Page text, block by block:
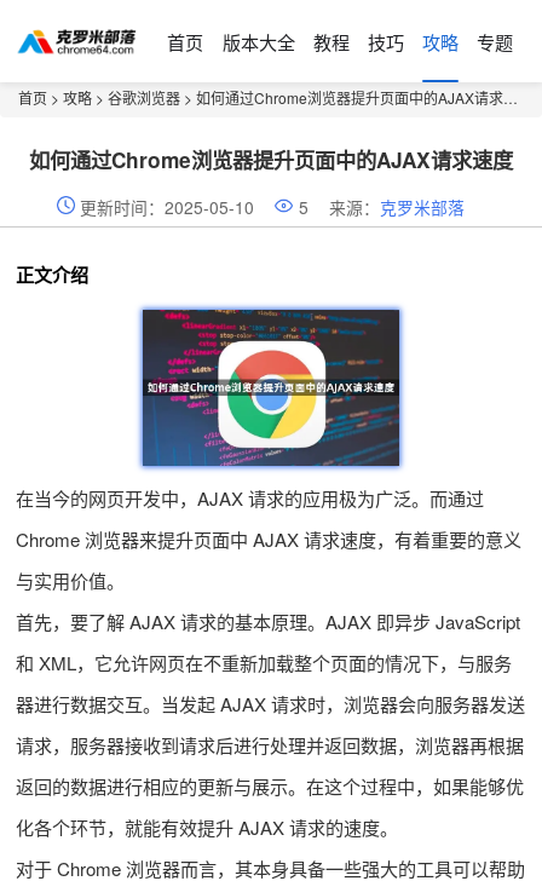
首页 版本大全 教程 技巧 攻略 专题
首页 > 攻略 > 谷歌浏览器 > 如何通过Chrome浏览器提升页面中的AJAX请求速度
如何通过Chrome浏览器提升页面中的AJAX请求速度
更新时间：2025-05-10 5 来源： 克罗米部落
正文介绍
在当今的网页开发中，AJAX 请求的应用极为广泛。而通过
Chrome 浏览器来提升页面中 AJAX 请求速度，有着重要的意义
与实用价值。
首先，要了解 AJAX 请求的基本原理。AJAX 即异步 JavaScript
和 XML，它允许网页在不重新加载整个页面的情况下，与服务
器进行数据交互。当发起 AJAX 请求时，浏览器会向服务器发送
请求，服务器接收到请求后进行处理并返回数据，浏览器再根据
返回的数据进行相应的更新与展示。在这个过程中，如果能够优
化各个环节，就能有效提升 AJAX 请求的速度。
对于 Chrome 浏览器而言，其本身具备一些强大的工具可以帮助